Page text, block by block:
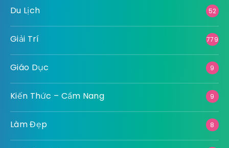
Du Lịch 52
Giải Trí 779
Giáo Dục 9
Kiến Thức – Cẩm Nang 9
Làm Đẹp 8